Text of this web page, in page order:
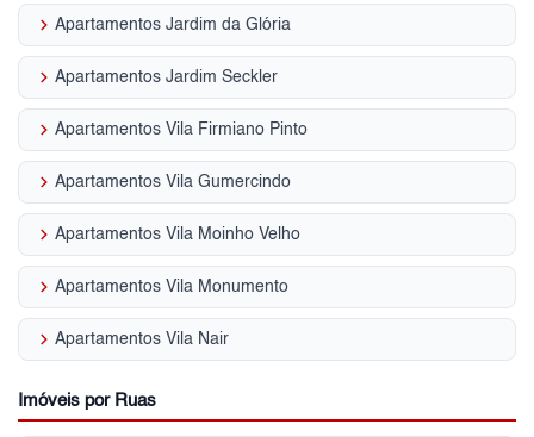
keyboard_arrow_right Apartamentos Jardim da Glória
keyboard_arrow_right Apartamentos Jardim Seckler
keyboard_arrow_right Apartamentos Vila Firmiano Pinto
keyboard_arrow_right Apartamentos Vila Gumercindo
keyboard_arrow_right Apartamentos Vila Moinho Velho
keyboard_arrow_right Apartamentos Vila Monumento
keyboard_arrow_right Apartamentos Vila Nair
Imóveis por Ruas